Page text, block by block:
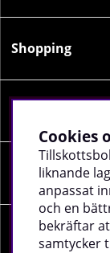
Shopping
Sociala medier
Cookies
liknande
anpassat
och en
bekräftar
samtycker